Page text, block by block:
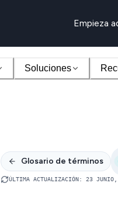
Empieza
Soluciones
Glosario de términos
ÚLTIMA ACTUALIZACIÓN: 23